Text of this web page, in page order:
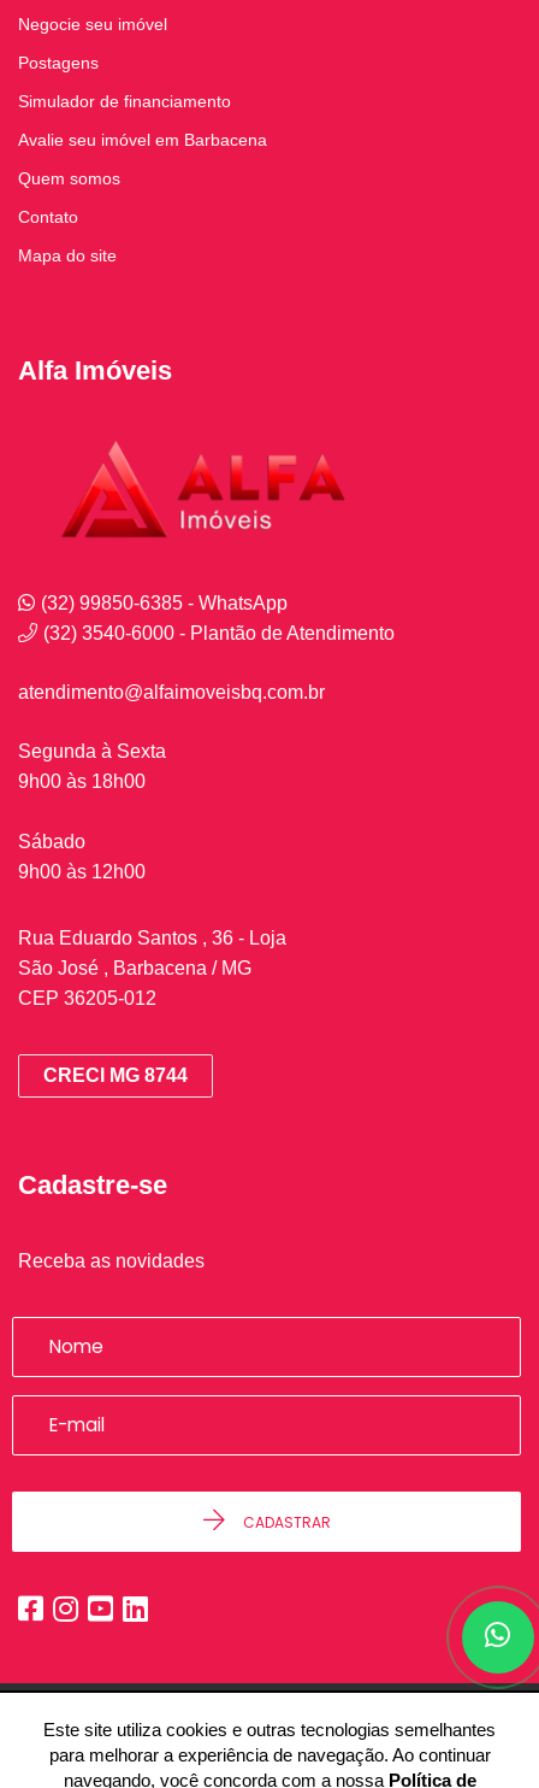
Negocie seu imóvel
Postagens
Simulador de financiamento
Avalie seu imóvel em Barbacena
Quem somos
Contato
Mapa do site
Alfa Imóveis
(32) 99850-6385 - WhatsApp
(32) 3540-6000 - Plantão de Atendimento
atendimento@alfaimoveisbq.com.br
Segunda à Sexta
9h00 às 18h00
Sábado
9h00 às 12h00
Rua Eduardo Santos , 36 - Loja
São José , Barbacena / MG
CEP 36205-012
CRECI MG 8744
Cadastre-se
Receba as novidades
CADASTRAR
© 2026 - Alfa Imóveis -48.236.892/0001-50 -Todos os Direitos
Reservados.
Este site utiliza cookies e outras tecnologias semelhantes
para melhorar a experiência de navegação. Ao continuar
navegando, você concorda com a nossa Política de